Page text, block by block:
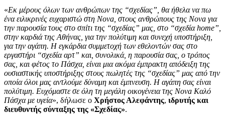
«Εκ μέρους όλων των ανθρώπων της “σχεδίας”, θα ήθελα να πω
ένα ειλικρινές ευχαριστώ στη Nova, στους ανθρώπους της Nova για
την παρουσία τους στο σπίτι της “σχεδίας” μας, στο “σχεδία home”,
στην καρδιά της Αθήνας, για την πολύτιμη και συνεχή υποστήριξη,
για την αγάπη. Η εγκάρδια συμμετοχή των εθελοντών σας στο
εργαστήρι “σχεδία αρτ” και, συνολικά, η παρουσία σας, ο τρόπος
σας, και φέτος το Πάσχα, είναι μια ακόμα έμπρακτη απόδειξη της
ουσιαστικής υποστήριξης στους πωλητές της “σχεδίας” μας από την
οποία όλοι μας αντλούμε δύναμη και έμπνευση. Η αγάπη σας είναι
πολύτιμη. Ευχόμαστε σε όλη τη μεγάλη οικογένεια της Nova Καλό
Πάσχα με υγεία», δήλωσε ο Χρήστος Αλεφάντης, ιδρυτής και
διευθυντής σύνταξης της «Σχεδίας».